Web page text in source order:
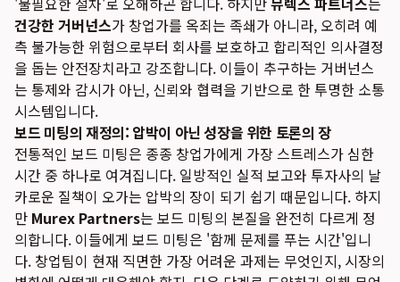
건강한 거버넌스가 창업가를 옥죄는 족쇄가 아니라, 오히려 예
측 불가능한 위험으로부터 회사를 보호하고 합리적인 의사결정
을 돕는 안전장치라고 강조합니다. 이들이 추구하는 거버넌스
는 통제와 감시가 아닌, 신뢰와 협력을 기반으로 한 투명한 소통
시스템입니다.
보드 미팅의 재정의: 압박이 아닌 성장을 위한 토론의 장
전통적인 보드 미팅은 종종 창업가에게 가장 스트레스가 심한
시간 중 하나로 여겨집니다. 일방적인 실적 보고와 투자사의 날
카로운 질책이 오가는 압박의 장이 되기 쉽기 때문입니다. 하지
만 Murex Partners는 보드 미팅의 본질을 완전히 다르게 정
의합니다. 이들에게 보드 미팅은 '함께 문제를 푸는 시간'입니
다. 창업팀이 현재 직면한 가장 어려운 과제는 무엇인지, 시장의